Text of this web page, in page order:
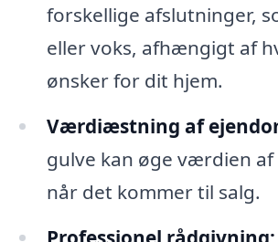
forskellige afslutninger,
eller voks, afhængigt af
ønsker for dit hjem.
Værdiæstning af
gulve kan øge værdien af
når det kommer til salg.